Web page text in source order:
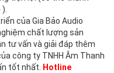
của Gia Bảo Audio
chất lượng sản
tư vấn và giải đáp thêm
công ty TNHH Âm Thanh
tốt nhất.
Hotline